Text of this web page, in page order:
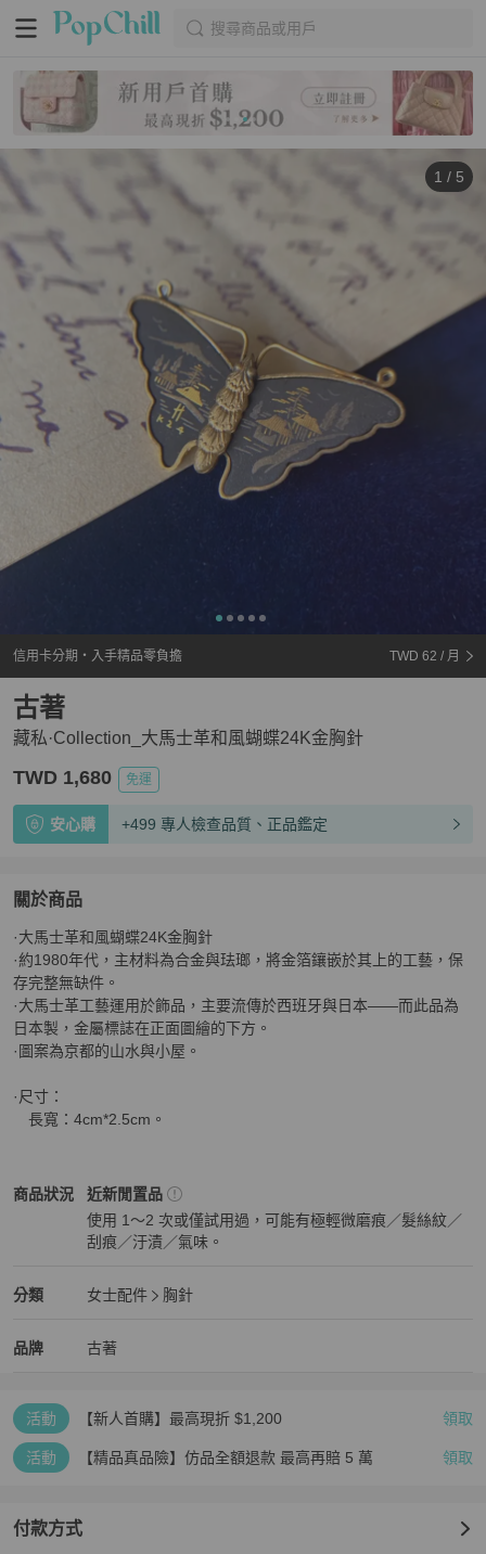
搜尋商品或用戶
1 / 5
信用卡分期・入手精品零負擔 TWD 62 / 月
藏私·Collection_大馬士革和風蝴蝶24K金胸針
古著
TWD 1,680 免運
安心購 +499 專人檢查品質、正品鑑定
關於商品
關於藏私·Collection_大馬士革和風蝴蝶24K金胸針
·大馬士革和風蝴蝶24K金胸針
·約1980年代，主材料為合金與珐瑯，將金箔鑲嵌於其上的工藝，保
存完整無缺件。
·大馬士革工藝運用於飾品，主要流傳於西班牙與日本——而此品為
日本製，金屬標誌在正面圖繪的下方。
·圖案為京都的山水與小屋。
·尺寸：
長寬：4cm*2.5cm。
商品狀況
女士配件 商品狀態與細節
近新閒置品
使用 1～2 次或僅試用過，可能有極輕微磨痕／髮絲紋／
刮痕／汙漬／氣味。
分類
女士配件 分類資訊
女士配件
胸針
品牌
精品女士配件品牌介紹
古著
活動 【新人首購】最高現折 $1,200 領取
活動 【精品真品險】仿品全額退款 最高再賠 5 萬 領取
付款方式